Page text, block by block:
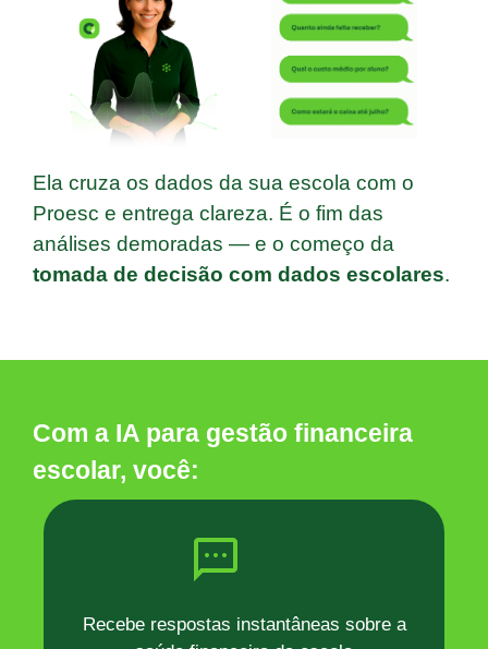
Ela cruza os dados da sua escola com o
Proesc e entrega clareza. É o fim das
análises demoradas — e o começo da
tomada de decisão com dados escolares.
Com a IA para gestão financeira
escolar, você:
Recebe respostas instantâneas sobre a